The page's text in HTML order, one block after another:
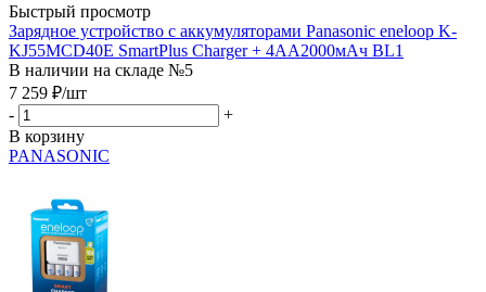
Быстрый просмотр
Зарядное устройство с аккумуляторами Panasonic eneloop K-
KJ55MCD40E SmartPlus Charger + 4АА2000мАч BL1
В наличии на складе №5
7 259 ₽/шт
-
+
В корзину
PANASONIC